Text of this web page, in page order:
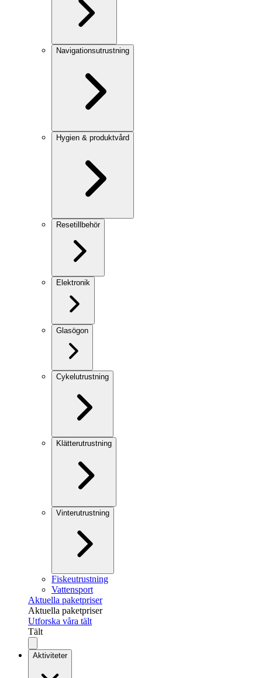
Navigationsutrustning
Hygien & produktvård
Resetillbehör
Elektronik
Glasögon
Cykelutrustning
Klätterutrustning
Vinterutrustning
Fiskeutrustning
Vattensport
Aktuella paketpriser
Aktuella paketpriser
Utforska våra tält
Tält
Aktiviteter